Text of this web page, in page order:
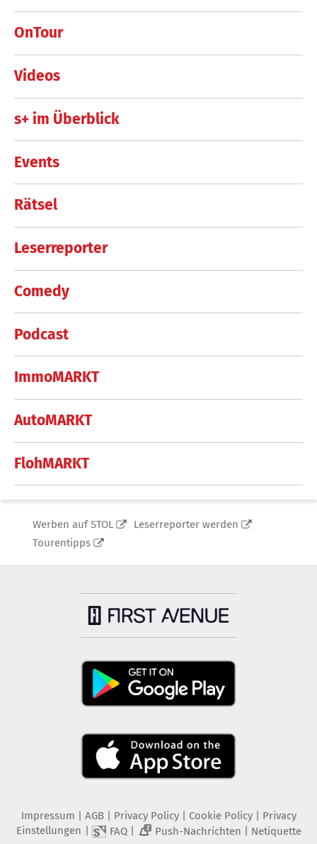
OnTour
Videos
s+ im Überblick
Events
Rätsel
Leserreporter
Comedy
Podcast
ImmoMARKT
AutoMARKT
FlohMARKT
Werben auf STOL
Leserreporter werden
Tourentipps
Impressum AGB Privacy Policy| Cookie Policy| Privacy
Einstellungen
FAQ| 2 Push-Nachrichten Netiquette